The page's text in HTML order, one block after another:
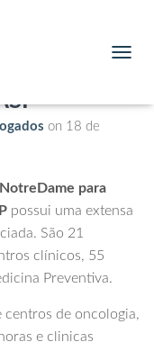
N
de Saúde
on 18 de
para
possui uma extensa
São 21
clínicos, 55
Preventiva.
de oncologia,
e clinicas